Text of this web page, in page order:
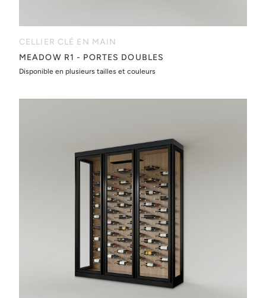
CELLIER CLÉ EN MAIN
MEADOW R1 - PORTES DOUBLES
Disponible en plusieurs tailles et couleurs